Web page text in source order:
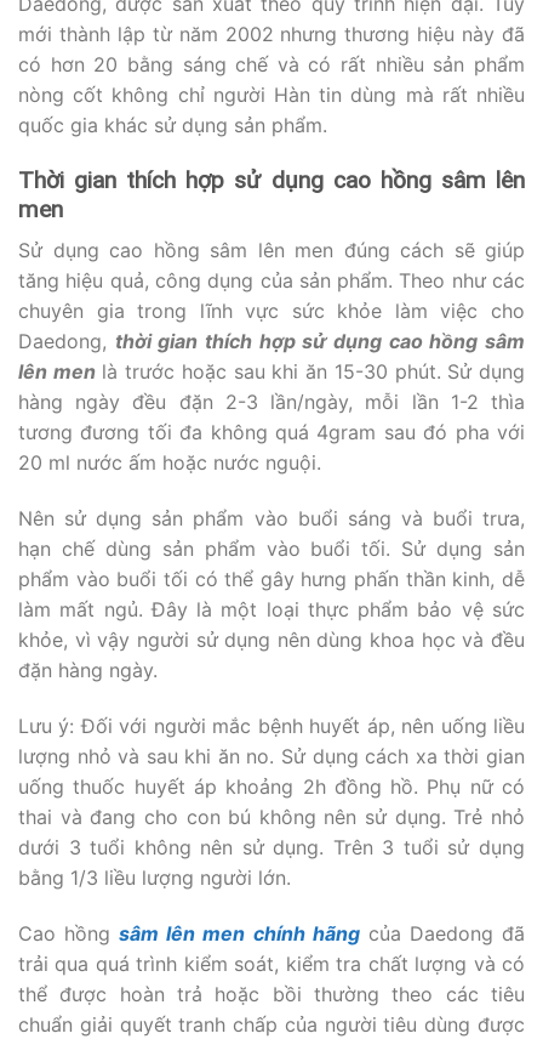
mới thành lập từ năm 2002 nhưng thương hiệu này đã
có hơn 20 bằng sáng chế và có rất nhiều sản phẩm
nòng cốt không chỉ người Hàn tin dùng mà rất nhiều
quốc gia khác sử dụng sản phẩm.
Thời gian thích hợp sử dụng cao hồng sâm lên
men
Sử dụng cao hồng sâm lên men đúng cách sẽ giúp
tăng hiệu quả, công dụng của sản phẩm. Theo như các
chuyên gia trong lĩnh vực sức khỏe làm việc cho
Daedong, thời gian thích hợp sử dụng cao hồng sâm
lên menlà trước hoặc sau khi ăn 15-30 phút. Sử dụng
hàng ngày đều đặn 2-3 lần/ngày, mỗi lần 1-2 thìa
tương đương tối đa không quá 4gram sau đó pha với
20 ml nước ấm hoặc nước nguội.
Nên sử dụng sản phẩm vào buổi sáng và buổi trưa,
hạn chế dùng sản phẩm vào buổi tối. Sử dụng sản
phẩm vào buổi tối có thể gây hưng phấn thần kinh, dễ
làm mất ngủ. Đây là một loại thực phẩm bảo vệ sức
khỏe, vì vậy người sử dụng nên dùng khoa học và đều
đặn hàng ngày.
Lưu ý: Đối với người mắc bệnh huyết áp, nên uống liều
lượng nhỏ và sau khi ăn no. Sử dụng cách xa thời gian
uống thuốc huyết áp khoảng 2h đồng hồ. Phụ nữ có
thai và đang cho con bú không nên sử dụng. Trẻ nhỏ
dưới 3 tuổi không nên sử dụng. Trên 3 tuổi sử dụng
bằng 1/3 liều lượng người lớn.
Cao hồngsâm lên men chính hãngcủa Daedong đã
trải qua quá trình kiểm soát, kiểm tra chất lượng và có
thể được hoàn trả hoặc bồi thường theo các tiêu
chuẩn giải quyết tranh chấp của người tiêu dùng được